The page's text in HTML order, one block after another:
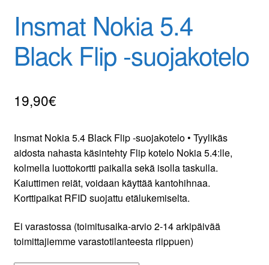
Yhteydenotto
Oma tili
Insmat Nokia 5.4
Black Flip -suojakotelo
19,90€
Insmat Nokia 5.4 Black Flip -suojakotelo • Tyylikäs
aidosta nahasta käsintehty Flip kotelo Nokia 5.4:lle,
kolmella luottokortti paikalla sekä isolla taskulla.
Kaiuttimen reiät, voidaan käyttää kantohihnaa.
Korttipaikat RFID suojattu etälukemiselta.
Ei varastossa (toimitusaika-arvio 2-14 arkipäivää
toimittajiemme varastotilanteesta riippuen)